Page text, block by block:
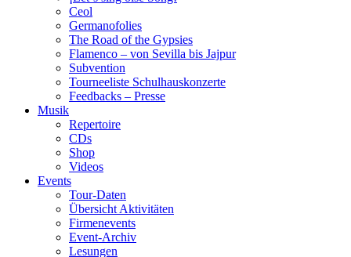
Ceol
Germanofolies
The Road of the Gypsies
Flamenco – von Sevilla bis Jajpur
Subvention
Tourneeliste Schulhauskonzerte
Feedbacks – Presse
Musik
Repertoire
CDs
Shop
Videos
Events
Tour-Daten
Übersicht Aktivitäten
Firmenevents
Event-Archiv
Lesungen